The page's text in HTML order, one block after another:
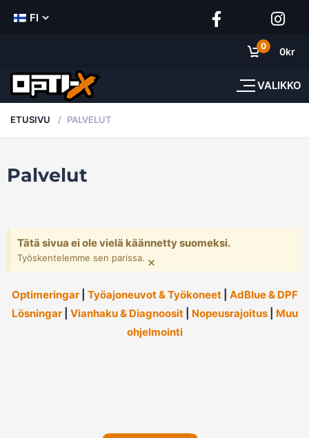
FI
VALIKKO
0 0kr
ETUSIVU PALVELUT
Palvelut
Tätä sivua ei ole vielä käännetty suomeksi.
Työskentelemme sen parissa. ×
Optimeringar| Työajoneuvot & Työkoneet| AdBlue & DPF
Lösningar| Vianhaku & Diagnoosit| Nopeusrajoitus| Muu
ohjelmointi